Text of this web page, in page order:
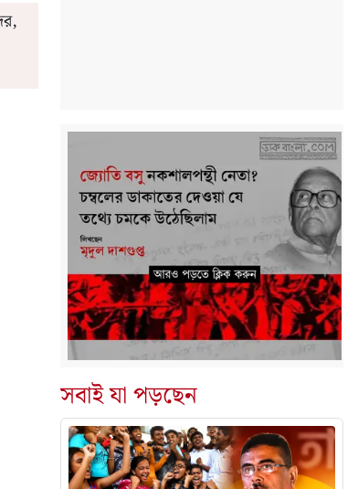
সবাই যা পড়ছেন